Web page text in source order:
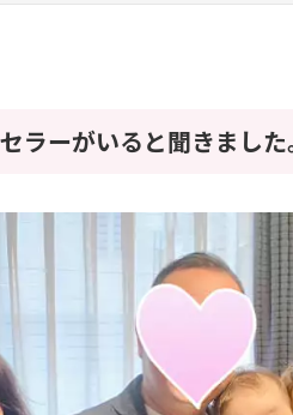
ラーがいると聞きました